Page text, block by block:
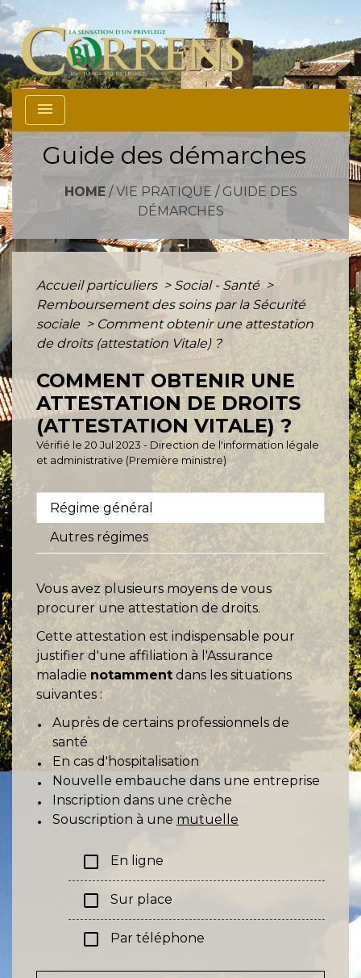
menu
Guide des démarches
HOME/ VIE PRATIQUE / GUIDE DES
DÉMARCHES
Accueil particuliers > Social - Santé >
Remboursement des soins par la Sécurité
sociale > Comment obtenir une attestation
de droits (attestation Vitale) ?
COMMENT OBTENIR UNE
ATTESTATION DE DROITS
(ATTESTATION VITALE) ?
Vérifié le 20 Jul 2023 - Direction de l'information légale
et administrative (Première ministre)
Régime général
Autres régimes
Vous avez plusieurs moyens de vous
procurer une attestation de droits.
Cette attestation est indispensable pour
justifier d'une affiliation à l'Assurance
maladie notamment dans les situations
suivantes :
Auprès de certains professionnels de
santé
En cas d'hospitalisation
Nouvelle embauche dans une entreprise
Inscription dans une crèche
Souscription à une mutuelle
check_box_outline_blank En ligne
check_box_outline_blank Sur place
check_box_outline_blank Par téléphone